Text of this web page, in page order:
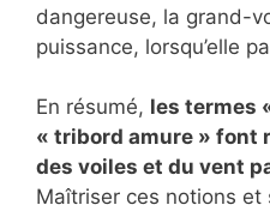
dangereuse, la grand-
puissance, lorsqu’elle
En résumé, les termes
« tribord amure » font
des voiles et du vent
Maîtriser ces notions et